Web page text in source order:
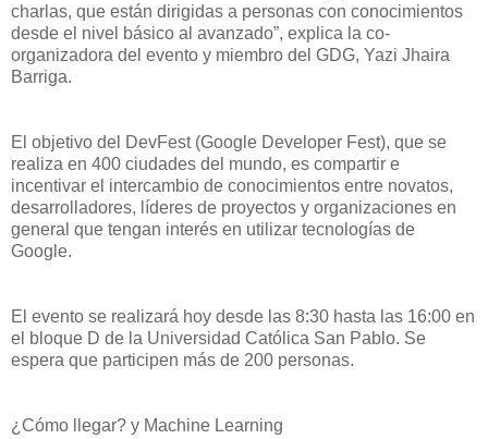
charlas, que están dirigidas a personas con conocimientos
desde el nivel básico al avanzado”, explica la co-
organizadora del evento y miembro del GDG, Yazi Jhaira
Barriga.
El objetivo del DevFest (Google Developer Fest), que se
realiza en 400 ciudades del mundo, es compartir e
incentivar el intercambio de conocimientos entre novatos,
desarrolladores, líderes de proyectos y organizaciones en
general que tengan interés en utilizar tecnologías de
Google.
El evento se realizará hoy desde las 8:30 hasta las 16:00 en
el bloque D de la Universidad Católica San Pablo. Se
espera que participen más de 200 personas.
¿Cómo llegar? y Machine Learning